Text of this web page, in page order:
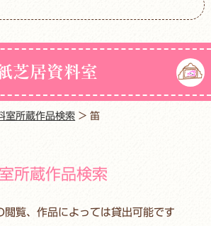
芝居資料室
室所蔵作品検索 >笛
所蔵作品検索
閲覧、作品によっては貸出可能です